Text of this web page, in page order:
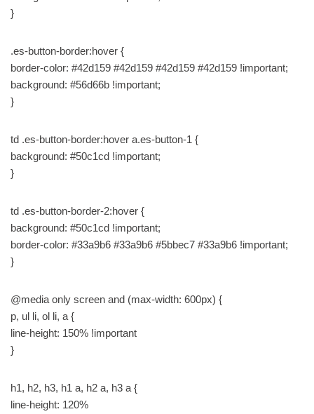
}
.es-button-border:hover {
border-color: #42d159 #42d159 #42d159 #42d159 !important;
background: #56d66b !important;
}
td .es-button-border:hover a.es-button-1 {
background: #50c1cd !important;
}
td .es-button-border-2:hover {
background: #50c1cd !important;
border-color: #33a9b6 #33a9b6 #5bbec7 #33a9b6 !important;
}
@media only screen and (max-width: 600px) {
p, ul li, ol li, a {
line-height: 150% !important
}
h1, h2, h3, h1 a, h2 a, h3 a {
line-height: 120%